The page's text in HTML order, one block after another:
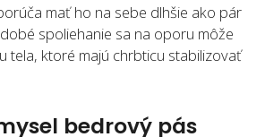
mať ho na sebe dlhšie ako pár
spoliehanie sa na oporu môže
tela, ktoré majú chrbticu stabilizovať
bedrový pás